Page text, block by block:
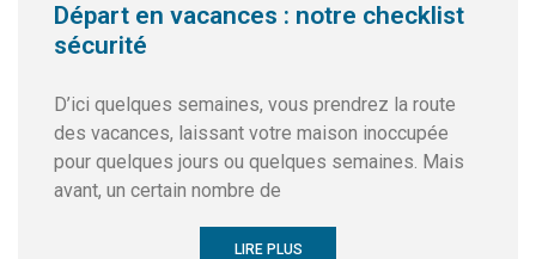
Départ en vacances : notre checklist
sécurité
D’ici quelques semaines, vous prendrez la route
des vacances, laissant votre maison inoccupée
pour quelques jours ou quelques semaines. Mais
avant, un certain nombre de
LIRE PLUS